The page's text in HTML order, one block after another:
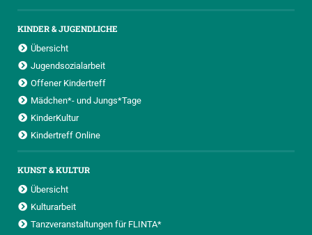
KINDER & JUGENDLICHE
Übersicht
Jugendsozialarbeit
Offener Kindertreff
Mädchen*- und Jungs*Tage
KinderKultur
Kindertreff Online
KUNST & KULTUR
Übersicht
Kulturarbeit
Tanzveranstaltungen für FLINTA*